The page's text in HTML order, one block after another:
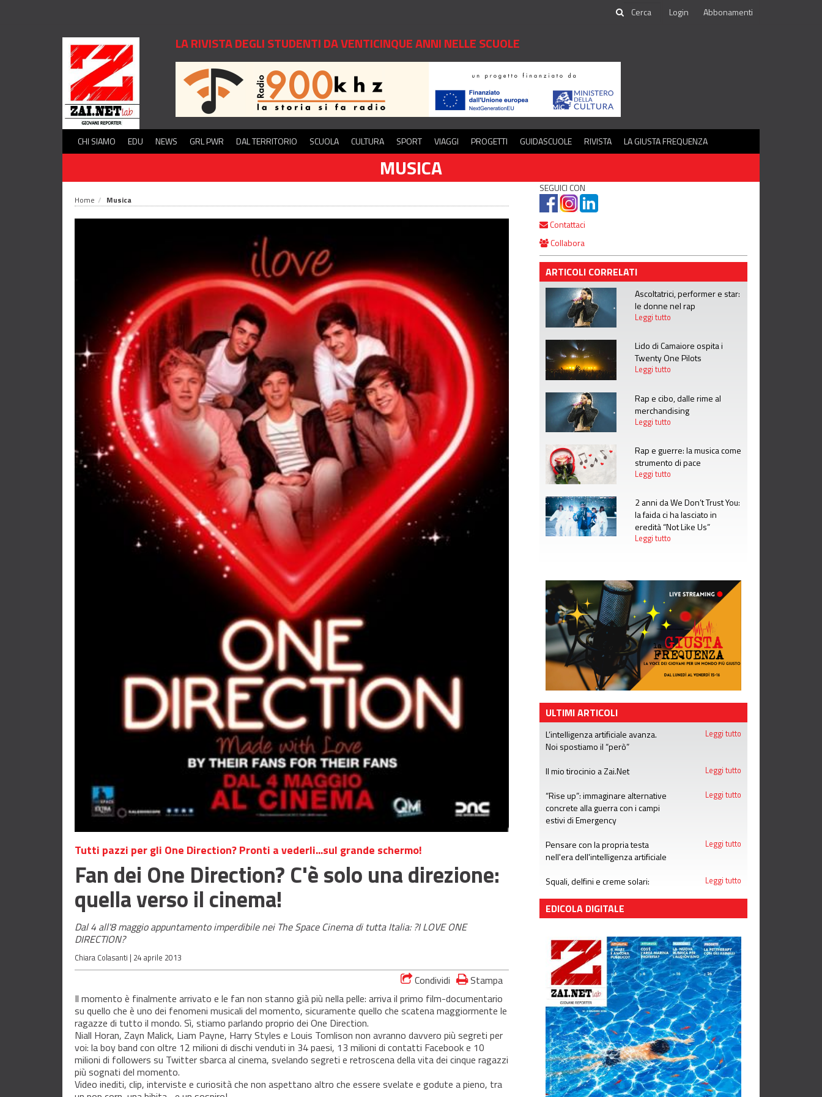
Login Abbonamenti
LA RIVISTA DEGLI STUDENTI DA VENTICINQUE ANNI NELLE SCUOLE
CHI SIAMO EDU NEWS GRL PWR DAL TERRITORIO SCUOLA CULTURA SPORT VIAGGI PROGETTI GUIDASCUOLE RIVISTA LA GIUSTA FREQUENZA
MUSICA
Home Musica
Tutti pazzi per gli One Direction? Pronti a vederli...sul grande schermo!
Fan dei One Direction? C'è solo una direzione:
quella verso il cinema!
Dal 4 all'8 maggio appuntamento imperdibile nei The Space Cinema di tutta Italia: ?I LOVE ONE
DIRECTION?
Chiara Colasanti | 24 aprile 2013
Condividi
Stampa
Il momento è finalmente arrivato e le fan non stanno già più nella pelle: arriva il primo film-documentario
su quello che è uno dei fenomeni musicali del momento, sicuramente quello che scatena maggiormente le
ragazze di tutto il mondo. Sì, stiamo parlando proprio dei One Direction.
Niall Horan, Zayn Malick, Liam Payne, Harry Styles e Louis Tomlison non avranno davvero più segreti per
voi: la boy band con oltre 12 milioni di dischi venduti in 34 paesi, 13 milioni di contatti Facebook e 10
milioni di followers su Twitter sbarca al cinema, svelando segreti e retroscena della vita dei cinque ragazzi
più sognati del momento.
Video inediti, clip, interviste e curiosità che non aspettano altro che essere svelate e godute a pieno, tra
SEGUICI CON
Contattaci
Collabora
ARTICOLI CORRELATI
Ascoltatrici, performer e star:
le donne nel rap
Leggi tutto
Lido di Camaiore ospita i
Twenty One Pilots
Leggi tutto
Rap e cibo, dalle rime al
merchandising
Leggi tutto
Rap e guerre: la musica come
strumento di pace
Leggi tutto
2 anni da We Don’t Trust You:
la faida ci ha lasciato in
eredità “Not Like Us”
Leggi tutto
ULTIMI ARTICOLI
L’intelligenza artificiale avanza.
Noi spostiamo il “però”
Leggi tutto
Il mio tirocinio a Zai.Net Leggi tutto
“Rise up”: immaginare alternative
concrete alla guerra con i campi
estivi di Emergency
Leggi tutto
Pensare con la propria testa
nell'era dell'intelligenza artificiale
Leggi tutto
Squali, delfini e creme solari:
Leggi tutto
EDICOLA DIGITALE